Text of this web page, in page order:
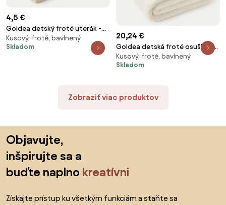
4,5 €
Goldea detský froté uterák -
tučniak na béžovej 30 x 50 cm
Kusový, froté, bavlnený
Skladom
20,24 €
Goldea detská froté osuška s
kapucňou - ovečka na
smotanovej 100 x 100 cm
Kusový, froté, bavlnený
Skladom
Zobraziť viac produktov
Objavujte,
inšpirujte sa a
buďte naplno kreatívni
Získajte prístup ku všetkým funkciám a staňte sa